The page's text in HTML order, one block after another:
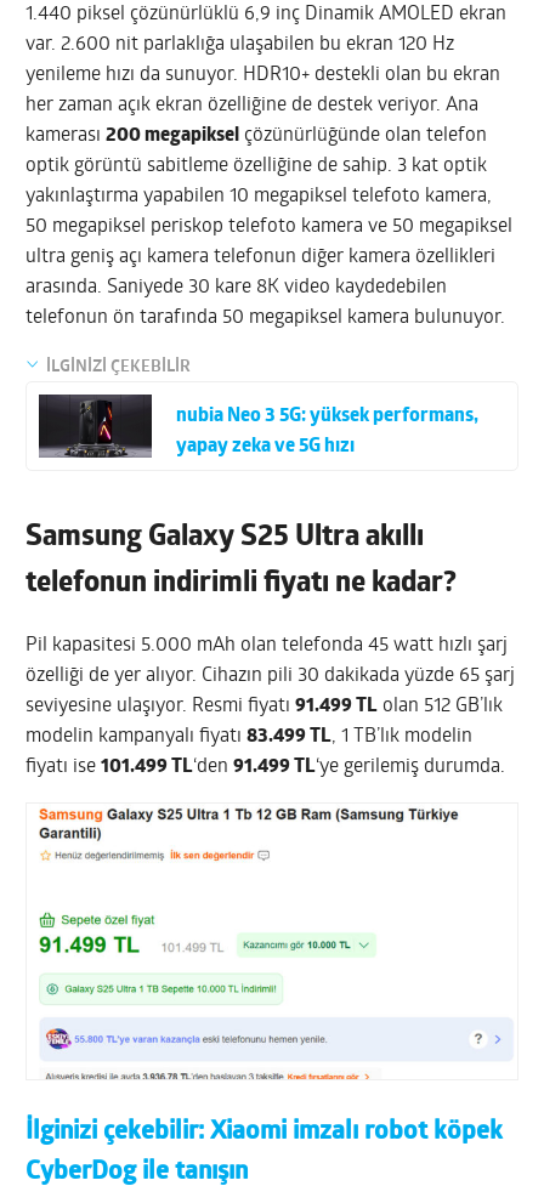
1.440 piksel çözünürlüklü 6,9 inç Dinamik AMOLED ekran
var. 2.600 nit parlaklığa ulaşabilen bu ekran 120 Hz
yenileme hızı da sunuyor. HDR10+ destekli olan bu ekran
her zaman açık ekran özelliğine de destek veriyor. Ana
kamerası200 megapiksel çözünürlüğünde olan telefon
optik görüntü sabitleme özelliğine de sahip. 3 kat optik
yakınlaştırma yapabilen 10 megapiksel telefoto kamera,
50 megapiksel periskop telefoto kamera ve 50 megapiksel
ultra geniş açı kamera telefonun diğer kamera özellikleri
arasında. Saniyede 30 kare 8K video kaydedebilen
telefonun ön tarafında 50 megapiksel kamera bulunuyor.
İLGİNİZİ ÇEKEBİLİR
nubia Neo 3 5G: yüksek performans,
yapay zeka ve 5G hızı
Samsung Galaxy S25 Ultra akıllı
telefonun indirimli fiyatı ne kadar?
Pil kapasitesi 5.000 mAh olan telefonda 45 watt hızlı şarj
özelliği de yer alıyor. Cihazın pili 30 dakikada yüzde 65 şarj
seviyesine ulaşıyor. Resmi fiyatı91.499 TL olan 512 GB’lık
modelin kampanyalı fiyatı83.499 TL, 1 TB’lık modelin
fiyatı ise101.499 TL‘den91.499 TL‘ye gerilemiş durumda.
İlginizi çekebilir:Xiaomi imzalı robot köpek
CyberDog ile tanışın